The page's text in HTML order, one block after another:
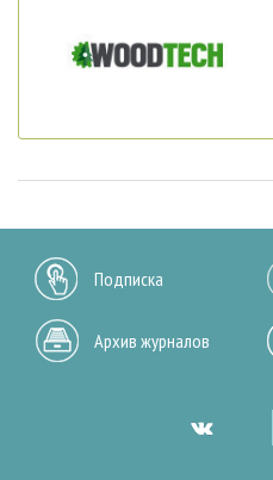
Подписка
Архив журналов